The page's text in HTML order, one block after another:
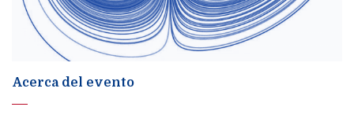
Acerca del evento